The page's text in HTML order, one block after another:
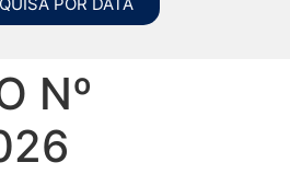
Nº